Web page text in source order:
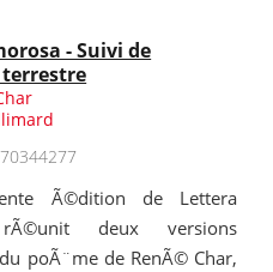
- Suivi de
Ã©dition de Lettera
deux versions
poÃ¨me de RenÃ© Char,